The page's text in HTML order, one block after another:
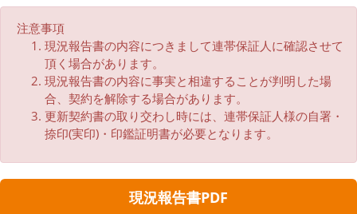
注意事項
現況報告書の内容につきまして連帯保証人に確認させて
頂く場合があります。
現況報告書の内容に事実と相違することが判明した場
合、契約を解除する場合があります。
更新契約書の取り交わし時には、連帯保証人様の自署・
捺印(実印)・印鑑証明書が必要となります。
現況報告書PDF